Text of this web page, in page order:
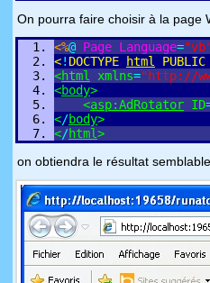
On pourra faire choisir à la page
<%@ Page Language=
<! DOCTYPE html PUBLIC
<html xmlns="http://
<body>
<asp:AdRotator ID
</body>
</html>
on obtiendra le résultat